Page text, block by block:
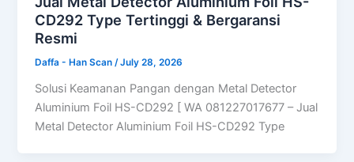
CD292 Type Tertinggi & Bergaransi
Resmi
Daffa - Han Scan/July 28, 2026
Solusi Keamanan Pangan dengan Metal Detector
Aluminium Foil HS-CD292 [ WA 081227017677 – Jual
Metal Detector Aluminium Foil HS-CD292 Type